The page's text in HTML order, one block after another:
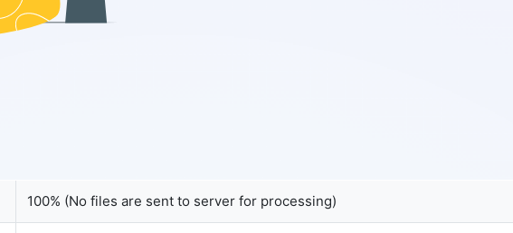
Copy Link
100% (No files are sent to server for processing)